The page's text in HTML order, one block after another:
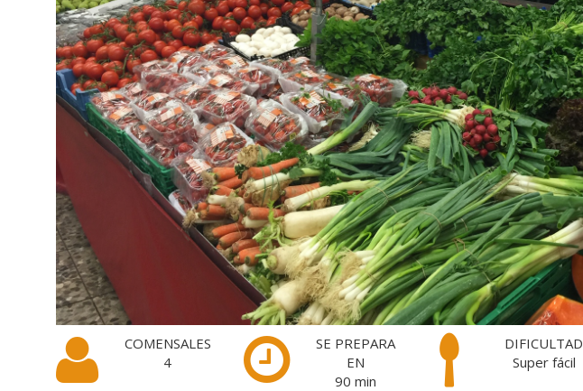
COMENSALES
4
SE PREPARA
EN
90 min
DIFICULTAD
Super fácil